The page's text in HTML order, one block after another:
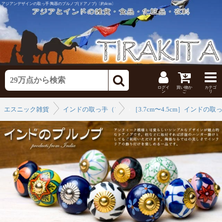
アジアンデザインの取っ手 陶器のプルノブ(ドアノブ)〔約4cm〕
ログイ
ン
買い物か
ご
カテゴ
リ
エスニック雑貨
インドの取っ手（プルノブ）［3.7cm〜4.5cm］インドの